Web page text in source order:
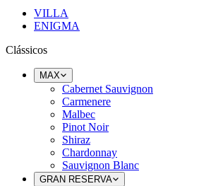
VILLA
ENIGMA
Clássicos
MAX
Cabernet Sauvignon
Carmenere
Malbec
Pinot Noir
Shiraz
Chardonnay
Sauvignon Blanc
GRAN RESERVA